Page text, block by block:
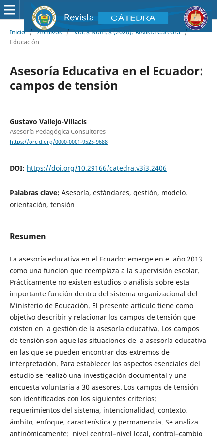
Inicio / Archivos / Vol. 3 Núm. 3 (2020): Revista Cátedra /
Educación
Asesoría Educativa en el Ecuador:
campos de tensión
Gustavo Vallejo-Villacís
Asesoría Pedagógica Consultores
https://orcid.org/0000-0001-9525-9688
DOI: https://doi.org/10.29166/catedra.v3i3.2406
Palabras clave: Asesoría, estándares, gestión, modelo,
orientación, tensión
Resumen
La asesoría educativa en el Ecuador emerge en el año 2013
como una función que reemplaza a la supervisión escolar.
Prácticamente no existen estudios o análisis sobre esta
importante función dentro del sistema organizacional del
Ministerio de Educación. El presente artículo tiene como
objetivo describir y relacionar los campos de tensión que
existen en la gestión de la asesoría educativa. Los campos
de tensión son aquellas situaciones de la asesoría educativa
en las que se pueden encontrar dos extremos de
interpretación. Para establecer los aspectos esenciales del
estudio se realizó una investigación documental y una
encuesta voluntaria a 30 asesores. Los campos de tensión
son identificados con los siguientes criterios:
requerimientos del sistema, intencionalidad, contexto,
ámbito, enfoque, característica y permanencia. Se analiza
antinómicamente: nivel central–nivel local, control–cambio